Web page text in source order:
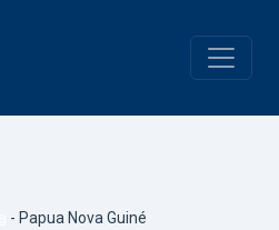
- Papua Nova Guiné